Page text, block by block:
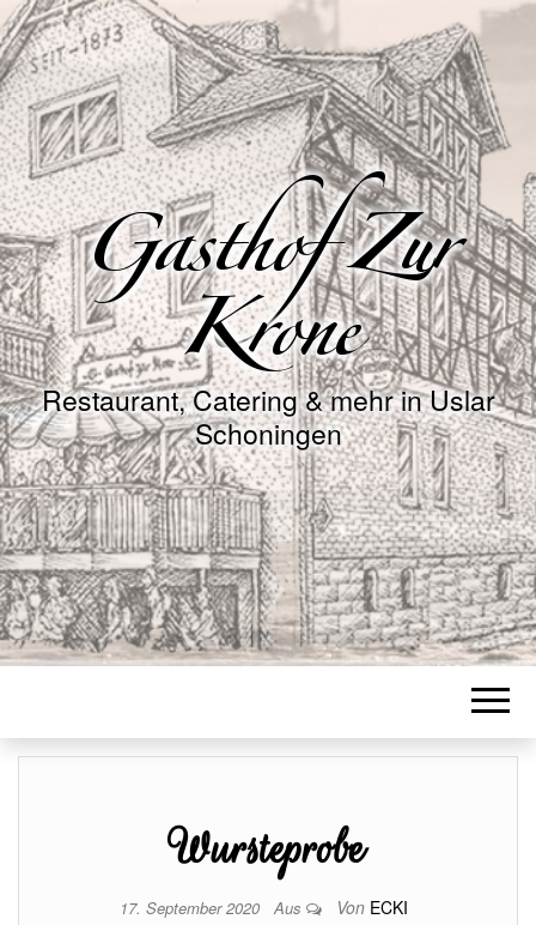
Gasthof Zur
Krone
Restaurant, Catering & mehr in Uslar
Schoningen
Wursteprobe
17. September 2020 Aus Von ECKI